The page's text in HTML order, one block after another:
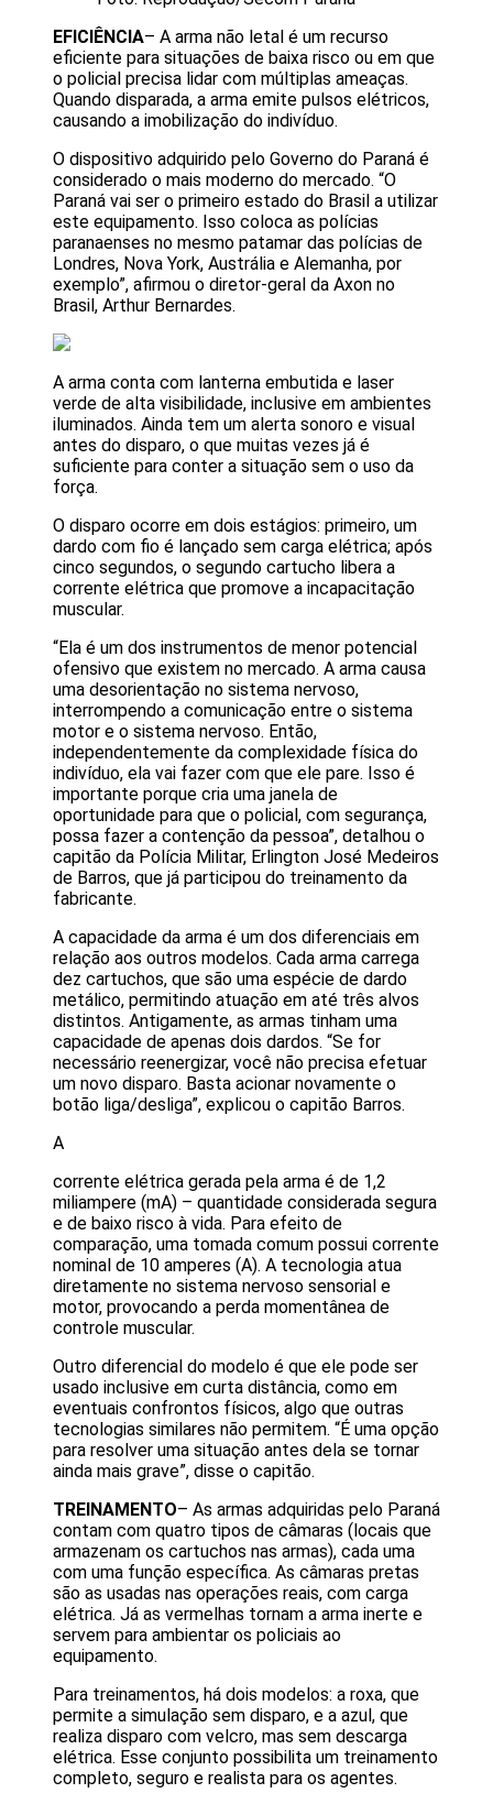
EFICIÊNCIA– A arma não letal é um recurso
eficiente para situações de baixa risco ou em que
o policial precisa lidar com múltiplas ameaças.
Quando disparada, a arma emite pulsos elétricos,
causando a imobilização do indivíduo.
O dispositivo adquirido pelo Governo do Paraná é
considerado o mais moderno do mercado. “O
Paraná vai ser o primeiro estado do Brasil a utilizar
este equipamento. Isso coloca as polícias
paranaenses no mesmo patamar das polícias de
Londres, Nova York, Austrália e Alemanha, por
exemplo”, afirmou o diretor-geral da Axon no
Brasil, Arthur Bernardes.
A arma conta com lanterna embutida e laser
verde de alta visibilidade, inclusive em ambientes
iluminados. Ainda tem um alerta sonoro e visual
antes do disparo, o que muitas vezes já é
suficiente para conter a situação sem o uso da
força.
O disparo ocorre em dois estágios: primeiro, um
dardo com fio é lançado sem carga elétrica; após
cinco segundos, o segundo cartucho libera a
corrente elétrica que promove a incapacitação
muscular.
“Ela é um dos instrumentos de menor potencial
ofensivo que existem no mercado. A arma causa
uma desorientação no sistema nervoso,
interrompendo a comunicação entre o sistema
motor e o sistema nervoso. Então,
independentemente da complexidade física do
indivíduo, ela vai fazer com que ele pare. Isso é
importante porque cria uma janela de
oportunidade para que o policial, com segurança,
possa fazer a contenção da pessoa”, detalhou o
capitão da Polícia Militar, Erlington José Medeiros
de Barros, que já participou do treinamento da
fabricante.
A capacidade da arma é um dos diferenciais em
relação aos outros modelos. Cada arma carrega
dez cartuchos, que são uma espécie de dardo
metálico, permitindo atuação em até três alvos
distintos. Antigamente, as armas tinham uma
capacidade de apenas dois dardos. “Se for
necessário reenergizar, você não precisa efetuar
um novo disparo. Basta acionar novamente o
botão liga/desliga”, explicou o capitão Barros.
A
corrente elétrica gerada pela arma é de 1,2
miliampere (mA) – quantidade considerada segura
e de baixo risco à vida. Para efeito de
comparação, uma tomada comum possui corrente
nominal de 10 amperes (A). A tecnologia atua
diretamente no sistema nervoso sensorial e
motor, provocando a perda momentânea de
controle muscular.
Outro diferencial do modelo é que ele pode ser
usado inclusive em curta distância, como em
eventuais confrontos físicos, algo que outras
tecnologias similares não permitem. “É uma opção
para resolver uma situação antes dela se tornar
ainda mais grave”, disse o capitão.
TREINAMENTO– As armas adquiridas pelo Paraná
contam com quatro tipos de câmaras (locais que
armazenam os cartuchos nas armas), cada uma
com uma função específica. As câmaras pretas
são as usadas nas operações reais, com carga
elétrica. Já as vermelhas tornam a arma inerte e
servem para ambientar os policiais ao
equipamento.
Para treinamentos, há dois modelos: a roxa, que
permite a simulação sem disparo, e a azul, que
realiza disparo com velcro, mas sem descarga
elétrica. Esse conjunto possibilita um treinamento
completo, seguro e realista para os agentes.